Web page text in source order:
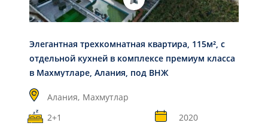
Элегантная трехкомнатная квартира, 115м², с
отдельной кухней в комплексе премиум класса
в Махмутларе, Алания, под ВНЖ
Алания, Махмутлар
2+1
2020